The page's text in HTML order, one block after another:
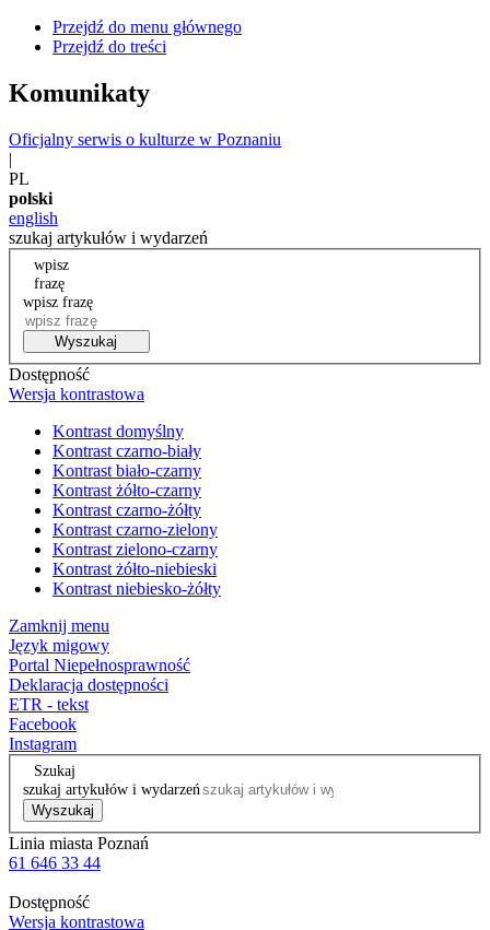
Przejdź do menu głównego
Przejdź do treści
Komunikaty
Oficjalny serwis o kulturze w Poznaniu
|
PL
polski
english
szukaj artykułów i wydarzeń
wpisz
frazę
wpisz frazę
Wyszukaj
Dostępność
Wersja kontrastowa
Kontrast domyślny
Kontrast czarno-biały
Kontrast biało-czarny
Kontrast żółto-czarny
Kontrast czarno-żółty
Kontrast czarno-zielony
Kontrast zielono-czarny
Kontrast żółto-niebieski
Kontrast niebiesko-żółty
Zamknij menu
Język migowy
Portal Niepełnosprawność
Deklaracja dostępności
ETR - tekst
Facebook
Instagram
Szukaj
szukaj artykułów i wydarzeń
Wyszukaj
Linia miasta Poznań
61 646 33 44
Dostępność
Wersja kontrastowa